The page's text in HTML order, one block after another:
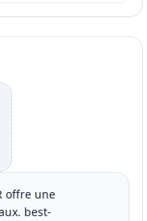
offre une
best-